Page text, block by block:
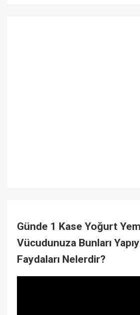
Günde 1 Kase Yoğurt
Vücudunuza Bunları
Faydaları Nelerdir?